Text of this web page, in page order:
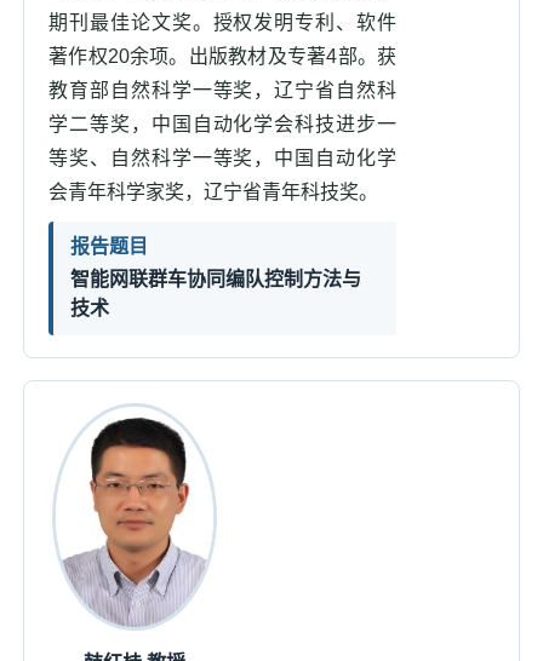
期刊最佳论文奖。授权发明专利、软件
著作权20余项。出版教材及专著4部。获
教育部自然科学一等奖，辽宁省自然科
学二等奖，中国自动化学会科技进步一
等奖、自然科学一等奖，中国自动化学
会青年科学家奖，辽宁省青年科技奖。
报告题目
智能网联群车协同编队控制方法与
技术